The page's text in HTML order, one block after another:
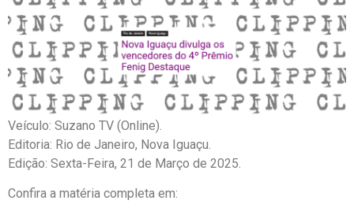
Veículo: Suzano TV (Online).
Editoria: Rio de Janeiro, Nova Iguaçu.
Edição: Sexta-Feira, 21 de Março de 2025.
Confira a matéria completa em: